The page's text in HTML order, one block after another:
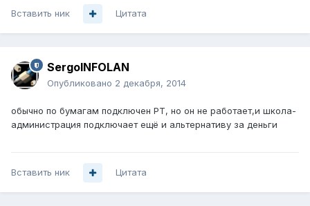
Вставить ник Цитата
SergoINFOLAN
Опубликовано 2 декабря, 2014
обычно по бумагам подключен РТ, но он не работает,и школа-
администрация подключает ещё и альтернативу за деньги
Вставить ник Цитата